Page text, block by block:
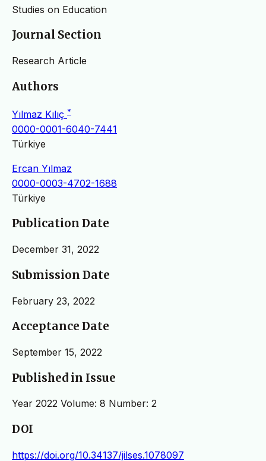
Studies on Education
Journal Section
Research Article
Authors
Yılmaz Kılıç *
0000-0001-6040-7441
Türkiye
Ercan Yılmaz
0000-0003-4702-1688
Türkiye
Publication Date
December 31, 2022
Submission Date
February 23, 2022
Acceptance Date
September 15, 2022
Published in Issue
Year 2022 Volume: 8 Number: 2
DOI
https://doi.org/10.34137/jilses.1078097